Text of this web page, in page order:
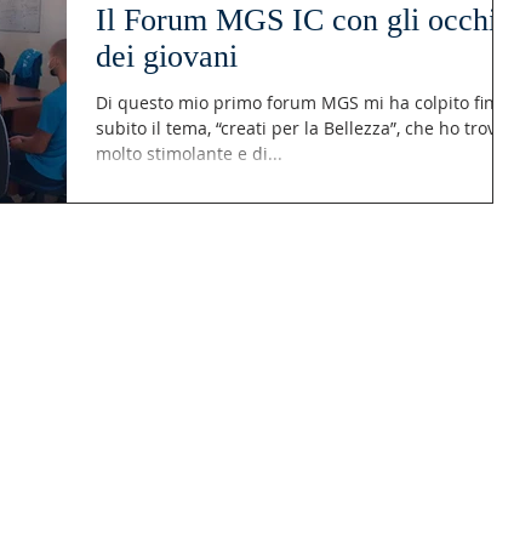
Il Forum MGS IC con gli occhi
dei giovani
Di questo mio primo forum MGS mi ha colpito fin da
subito il tema, “creati per la Bellezza”, che ho trovato
molto stimolante e di...